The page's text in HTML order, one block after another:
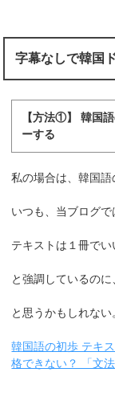
字幕なしで韓国
【方法①】 韓国
ーする
私の場合は、韓国語
いつも、当ブログで
テキストは１冊でい
と強調しているのに
と思うかもしれない
韓国語の初歩 テキ
格できない？ 「文